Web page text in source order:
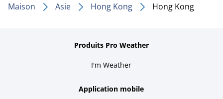
Maison Asie Hong Kong Hong Kong
Produits Pro Weather
I'm Weather
Application mobile